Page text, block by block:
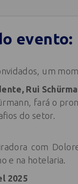
evento:
um
Rui
fará o
do setor.
com
e na hotelaria.
2025